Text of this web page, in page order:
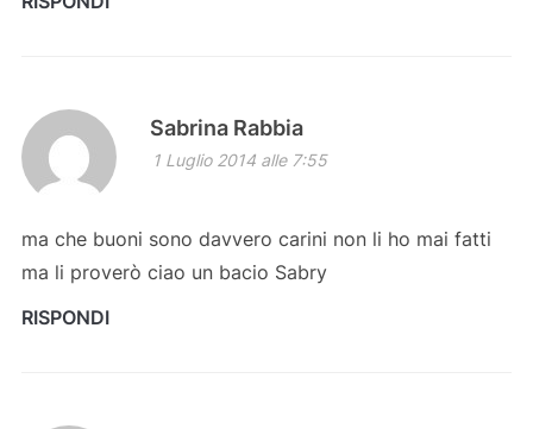
Sabrina Rabbia
1 Luglio 2014 alle 7:55
ma che buoni sono davvero carini non li ho mai fatti
ma li proverò ciao un bacio Sabry
RISPONDI